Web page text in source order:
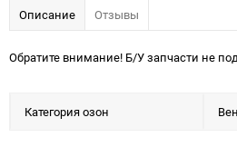
Описание Отзывы
Обратите внимание! Б/У запчасти не
Категория озон